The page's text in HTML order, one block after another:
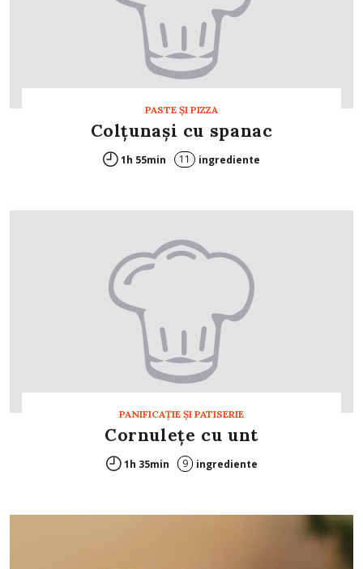
PASTE ŞI PIZZA
Colţunaşi cu spanac
1h 55min 11 ingrediente
PANIFICAŢIE ŞI PATISERIE
Cornuleţe cu unt
1h 35min 9 ingrediente